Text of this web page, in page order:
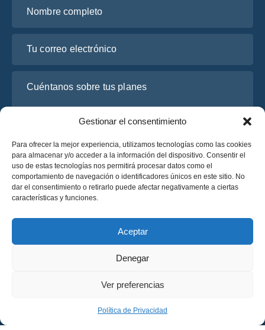
Gestionar el consentimiento
Para ofrecer la mejor experiencia, utilizamos tecnologías como las cookies
para almacenar y/o acceder a la información del dispositivo. Consentir el
uso de estas tecnologías nos permitirá procesar datos como el
comportamiento de navegación o identificadores únicos en este sitio. No
dar el consentimiento o retirarlo puede afectar negativamente a ciertas
características y funciones.
Aceptar
Denegar
Ver preferencias
Política de Privacidad
Política de Privacidad
Términos y Condiciones
He leído y acepto la
Solicite un presupuesto
Solicite un presupuesto